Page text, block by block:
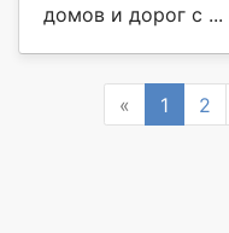
домов и дорог с ...
« Previous
1 2